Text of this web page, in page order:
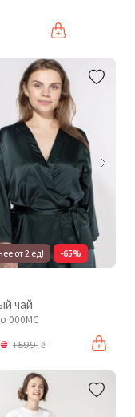
от 2 ед! -65%
чай
000MC
₴ 1 599₴